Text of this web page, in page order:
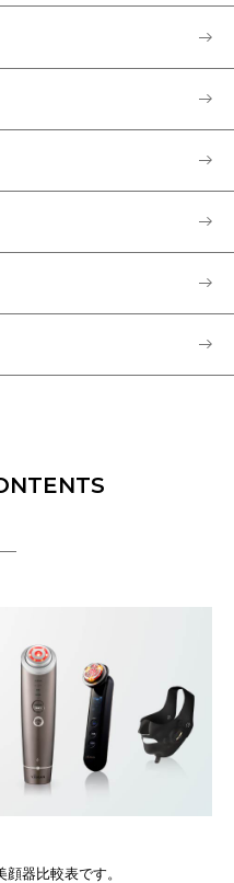
器比較表です。